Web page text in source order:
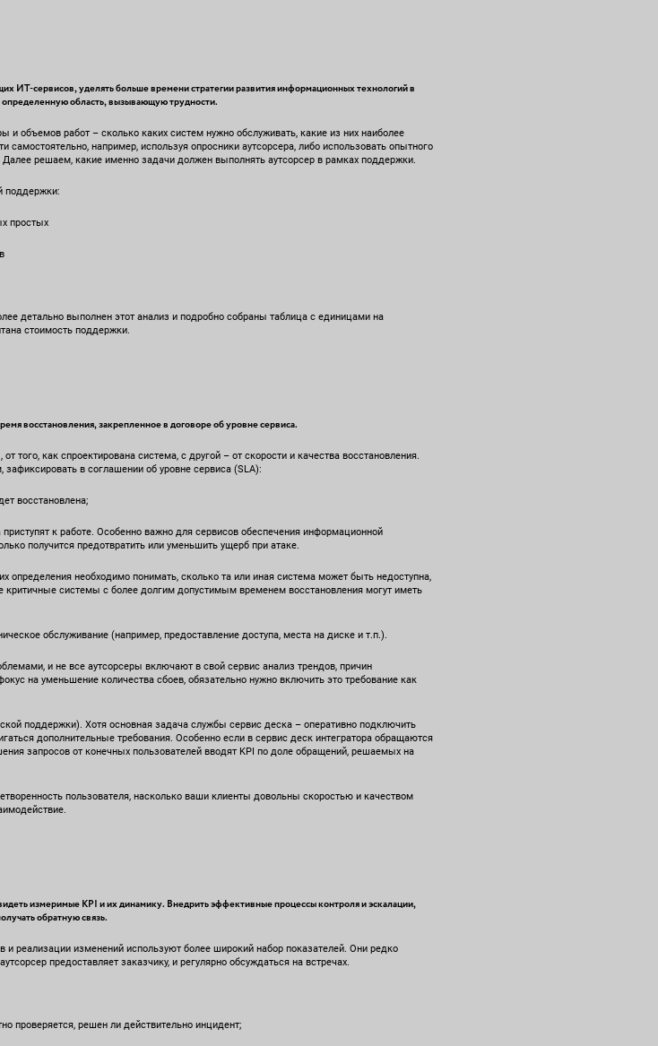
ИТ-сервисов, уделять больше времени стратегии развития информационных технологий в
область, вызывающую трудности.
и объемов работ – сколько каких систем нужно обслуживать, какие из них наиболее
например, используя опросники аутсорсера, либо использовать опытного
Далее решаем, какие именно задачи должен выполнять аутсорсер в рамках поддержки.
поддержки:
простых
детально выполнен этот анализ и подробно собраны таблица с единицами на
стоимость поддержки.
восстановления, закрепленное в договоре об уровне сервиса.
того, как спроектирована система, с другой – от скорости и качества восстановления.
в соглашении об уровне сервиса (SLA):
восстановлена;
к работе. Особенно важно для сервисов обеспечения информационной
получится предотвратить или уменьшить ущерб при атаке.
определения необходимо понимать, сколько та или иная система может быть недоступна,
системы с более долгим допустимым временем восстановления могут иметь
обслуживание (например, предоставление доступа, места на диске и т.п.).
и не все аутсорсеры включают в свой сервис анализ трендов, причин
на уменьшение количества сбоев, обязательно нужно включить это требование как
поддержки). Хотя основная задача службы сервис деска – оперативно подключить
дополнительные требования. Особенно если в сервис деск интегратора обращаются
запросов от конечных пользователей вводят KPI по доле обращений, решаемых на
пользователя, насколько ваши клиенты довольны скоростью и качеством
измеримые KPI и их динамику. Внедрить эффективные процессы контроля и эскалации,
обратную связь.
реализации изменений используют более широкий набор показателей. Они редко
предоставляет заказчику, и регулярно обсуждаться на встречах.
проверяется, решен ли действительно инцидент;